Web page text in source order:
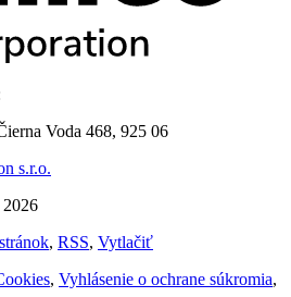
Voda 468, 925 06
s.r.o.
2026
, RSS, Vytlačiť
, Vyhlásenie o ochrane súkromia,